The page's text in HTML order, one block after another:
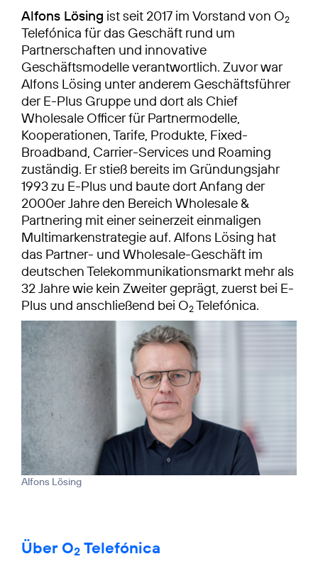
Alfons Lösing ist seit 2017 im Vorstand von O2
Telefónica für das Geschäft rund um
Partnerschaften und innovative
Geschäftsmodelle verantwortlich. Zuvor war
Alfons Lösing unter anderem Geschäftsführer
der E-Plus Gruppe und dort als Chief
Wholesale Officer für Partnermodelle,
Kooperationen, Tarife, Produkte, Fixed-
Broadband, Carrier-Services und Roaming
zuständig. Er stieß bereits im Gründungsjahr
1993 zu E-Plus und baute dort Anfang der
2000er Jahre den Bereich Wholesale &
Partnering mit einer seinerzeit einmaligen
Multimarkenstrategie auf. Alfons Lösing hat
das Partner- und Wholesale-Geschäft im
deutschen Telekommunikationsmarkt mehr als
32 Jahre wie kein Zweiter geprägt, zuerst bei E-
Plus und anschließend bei O2Telefónica.
Alfons Lösing
Über O2 Telefónica